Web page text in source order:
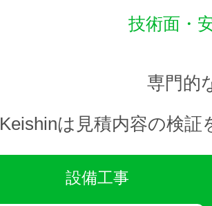
技術面・
専門的
Keishinは見積内容の検
設備工事